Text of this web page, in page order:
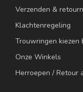
Verzenden &
Klachtenregeling
Trouwringen kiezen
Onze Winkels
Herroepen / Retour